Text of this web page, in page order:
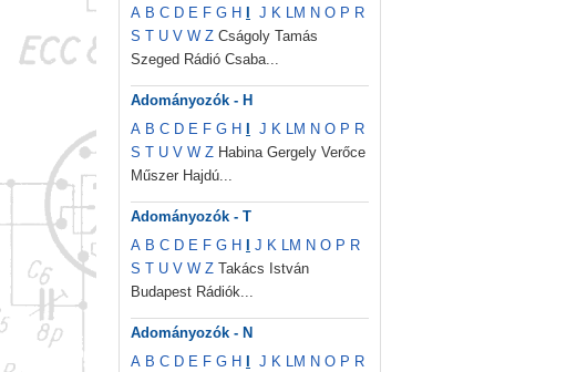
A B C D E F G H J K LM N O P R
S T U V W Z Cságoly Tamás
Szeged Rádió Csaba...
Adományozók - H
A B C D E F G H J K LM N O P R
S T U V W Z Habina Gergely Verőce
Műszer Hajdú...
Adományozók - T
A B C D E F G H J K LM N O P R
S T U V W Z Takács István
Budapest Rádiók...
Adományozók - N
A B C D E F G H J K LM N O P R